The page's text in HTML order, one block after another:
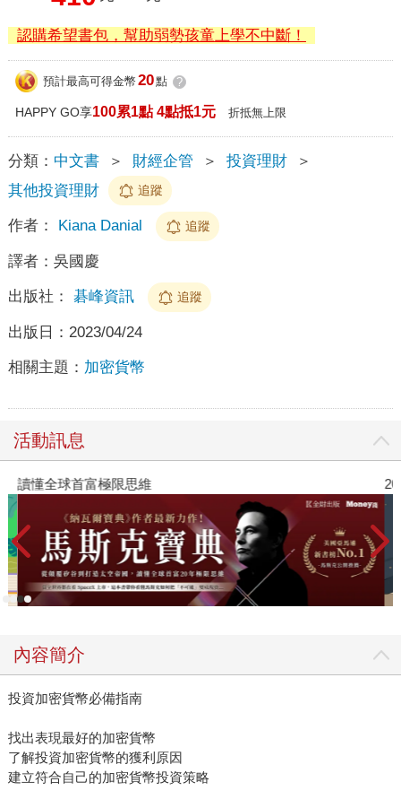
認購希望書包，幫助弱勢孩童上學不中斷！
預計最高可得金幣 20點 ?
HAPPY GO享100累1點 4點抵1元 折抵無上限
分類： 中文書 ＞ 財經企管 ＞ 投資理財
＞
其他投資理財
追蹤
作者： Kiana Danial 追蹤
譯者： 吳國慶
出版社： 碁峰資訊 追蹤
出版日： 2023/04/24
相關主題： 加密貨幣
活動訊息
讀懂全球首富極限思維
內容簡介
投資加密貨幣必備指南
找出表現最好的加密貨幣
了解投資加密貨幣的獲利原因
建立符合自己的加密貨幣投資策略